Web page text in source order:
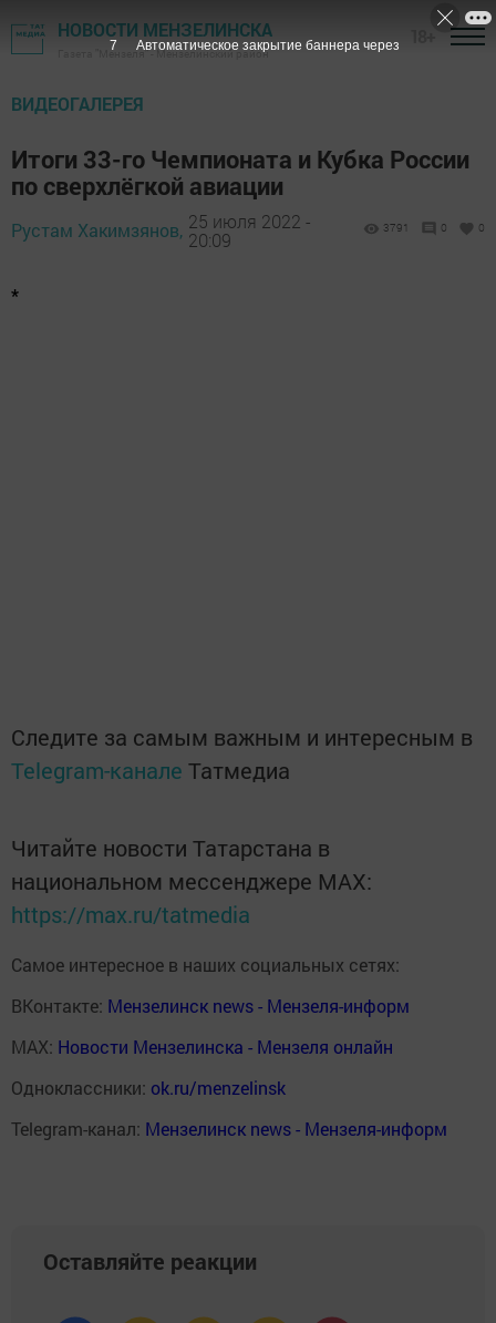
НОВОСТИ МЕНЗЕЛИНСКА
Газета "Мензеля" - Мензелинский район
ВИДЕОГАЛЕРЕЯ
Итоги 33-го Чемпионата и Кубка России
по сверхлёгкой авиации
Рустам Хакимзянов, 25 июля 2022 -
20:09
3791 0 0
*
Следите за самым важным и интересным в
Telegram-канале Татмедиа
Читайте новости Татарстана в
национальном мессенджере MАХ:
https://max.ru/tatmedia
Самое интересное в наших социальных сетях:
ВКонтакте: Мензелинск news - Мензеля-информ
MAX: Новости Мензелинска - Мензеля онлайн
Одноклассники: ok.ru/menzelinsk
Telegram-канал: Мензелинск news - Мензеля-информ
Оставляйте реакции
6 Автоматическое закрытие баннера через